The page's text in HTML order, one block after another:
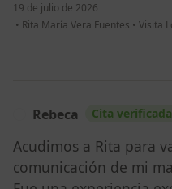
19 de julio de 2026
• Rita María Vera Fuentes • Visita
Rebeca Cita verificada
Acudimos a Rita para
comunicación de mi